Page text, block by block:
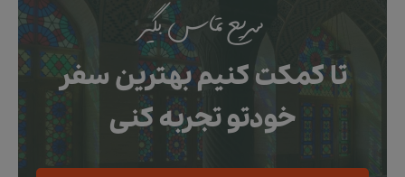
سریع تماس بگیر
تا کمکت کنیم بهترین سفر
خودتو تجربه کنی